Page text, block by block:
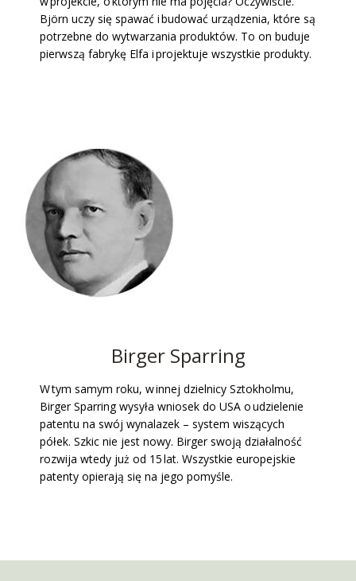
Björn uczy się spawać i budować urządzenia, które są
potrzebne do wytwarzania produktów. To on buduje
pierwszą fabrykę Elfa i projektuje wszystkie produkty.
Birger Sparring
W tym samym roku, w innej dzielnicy Sztokholmu,
Birger Sparring wysyła wniosek do USA o udzielenie
patentu na swój wynalazek – system wiszących
półek. Szkic nie jest nowy. Birger swoją działalność
rozwija wtedy już od 15 lat. Wszystkie europejskie
patenty opierają się na jego pomyśle.